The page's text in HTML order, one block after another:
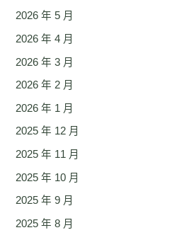
2026 年 5 月
2026 年 4 月
2026 年 3 月
2026 年 2 月
2026 年 1 月
2025 年 12 月
2025 年 11 月
2025 年 10 月
2025 年 9 月
2025 年 8 月